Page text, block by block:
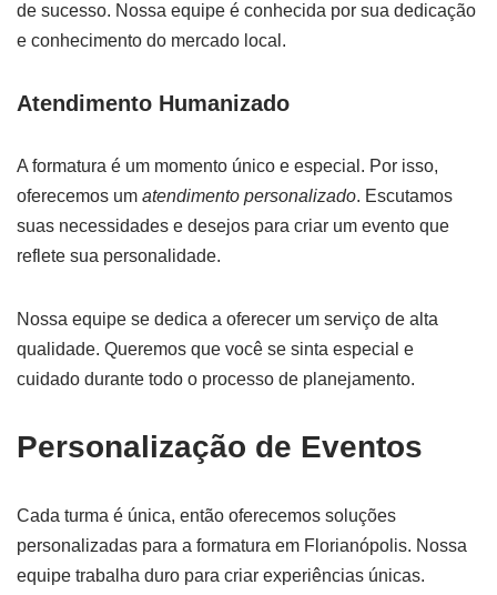
de sucesso. Nossa equipe é conhecida por sua dedicação
e conhecimento do mercado local.
Atendimento Humanizado
A formatura é um momento único e especial. Por isso,
oferecemos um atendimento personalizado. Escutamos
suas necessidades e desejos para criar um evento que
reflete sua personalidade.
Nossa equipe se dedica a oferecer um serviço de alta
qualidade. Queremos que você se sinta especial e
cuidado durante todo o processo de planejamento.
Personalização de Eventos
Cada turma é única, então oferecemos soluções
personalizadas para a formatura em Florianópolis. Nossa
equipe trabalha duro para criar experiências únicas.